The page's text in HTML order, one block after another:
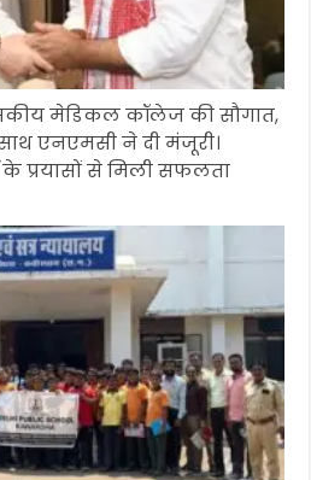
मेडिकल कॉलेज की सौगात,
एनएमसी ने दी मंजूरी।
के प्रयासों से मिली सफलता